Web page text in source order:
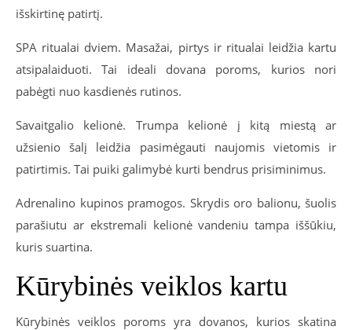
išskirtinę patirtį.
SPA ritualai dviem. Masažai, pirtys ir ritualai leidžia kartu
atsipalaiduoti. Tai ideali dovana poroms, kurios nori
pabėgti nuo kasdienės rutinos.
Savaitgalio kelionė. Trumpa kelionė į kitą miestą ar
užsienio šalį leidžia pasimėgauti naujomis vietomis ir
patirtimis. Tai puiki galimybė kurti bendrus prisiminimus.
Adrenalino kupinos pramogos. Skrydis oro balionu, šuolis
parašiutu ar ekstremali kelionė vandeniu tampa iššūkiu,
kuris suartina.
Kūrybinės veiklos kartu
Kūrybinės veiklos poroms yra dovanos, kurios skatina